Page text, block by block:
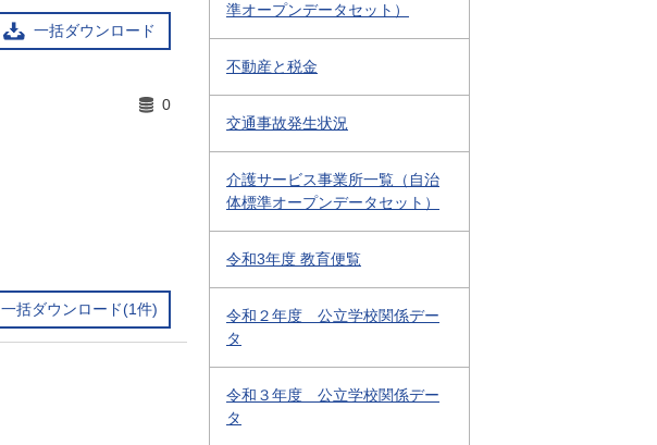
一括ダウンロード
一括ダウンロード(1件)
0
準オープンデータセット）
不動産と税金
交通事故発生状況
介護サービス事業所一覧（自治
体標準オープンデータセット）
令和3年度 教育便覧
令和２年度 公立学校関係デー
タ
令和３年度 公立学校関係デー
タ